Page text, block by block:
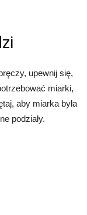
upewnij się,
miarki,
aby miarka była
podziały.